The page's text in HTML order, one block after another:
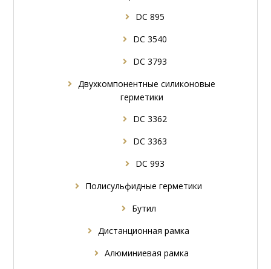
DC 895
DC 3540
DC 3793
Двухкомпонентные силиконовые
герметики
DC 3362
DC 3363
DC 993
Полисульфидные герметики
Бутил
Дистанционная рамка
Алюминиевая рамка